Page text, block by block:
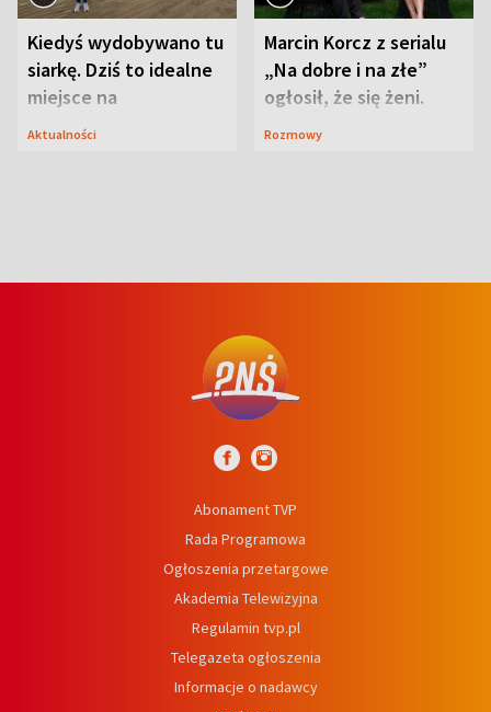
Kiedyś wydobywano tu
siarkę. Dziś to idealne
miejsce na
wypoczynek
Aktualności
Marcin Korcz z serialu
„Na dobre i na złe”
ogłosił, że się żeni.
Zdradził, co zmienił
Rozmowy
Abonament TVP
Rada Programowa
Ogłoszenia przetargowe
Akademia Telewizyjna
Regulamin tvp.pl
Telegazeta ogłoszenia
Informacje o nadawcy